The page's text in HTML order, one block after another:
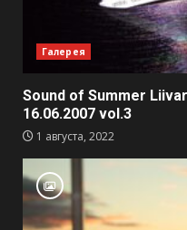
Галерея
Sound of Summer
16.06.2007 vol.3
1 августа, 2022